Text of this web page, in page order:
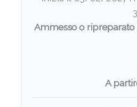
Ammesso o ripreparato
A